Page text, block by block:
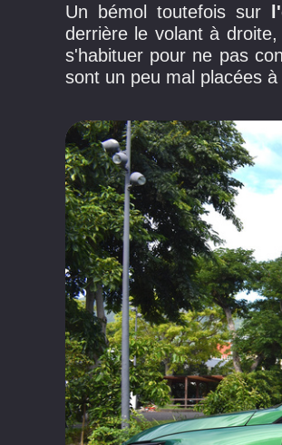
Un bémol toutefois sur
derrière le volant à
s'habituer pour ne pas
sont un peu mal placées